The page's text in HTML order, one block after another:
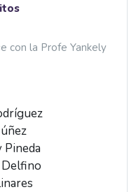
con la Profe Yankely